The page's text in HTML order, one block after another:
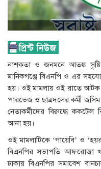
নাশকতা ও জনমনে আতঙ্ক
মানিকগঞ্জে বিএনপি ও এর
হয়। ওই মামলায় ওই রাতে আটক
পারভেজ ও ছাত্রদলের কর্মী
নেতাকর্মীদের বিরুদ্ধে
আনা হয়।
ওই মামলাটিকে ‘গায়েবি’ ও
বিএনপির সভাপতি আফরোজা
ঢাকায় বিএনপির সমাবেশ